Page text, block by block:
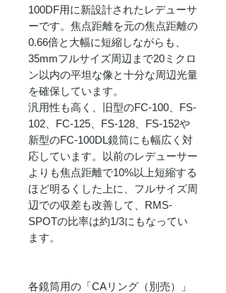
100DF用に新設計されたレデューサ
ーです。焦点距離を元の焦点距離の
0.66倍と大幅に短縮しながらも、
35mmフルサイズ周辺まで20ミクロ
ン以内の平坦な像と十分な周辺光量
を確保しています。
汎用性も高く、旧型のFC-100、FS-
102、FC-125、FS-128、FS-152や
新型のFC-100DL鏡筒にも幅広く対
応しています。以前のレデューサー
よりも焦点距離で10%以上短縮する
ほど明るくした上に、フルサイズ周
辺での収差も改善して、RMS-
SPOTの比率は約1/3にもなってい
ます。
各鏡筒用の「CAリング（別売）」